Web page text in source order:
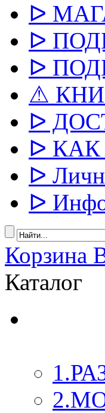
ᐅ
ᐅ
ᐅ
⚠
ᐅ
ᐅ
ᐅ
ᐅ
Корзина
Каталог